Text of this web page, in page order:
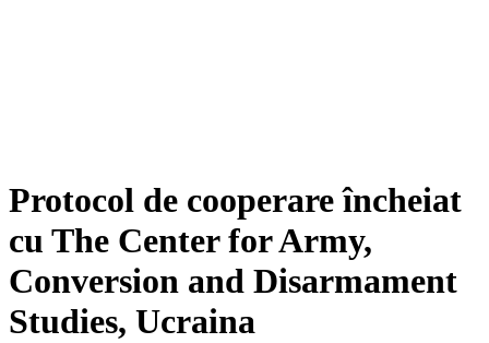
Protocol de cooperare încheiat
cu The Center for Army,
Conversion and Disarmament
Studies, Ucraina